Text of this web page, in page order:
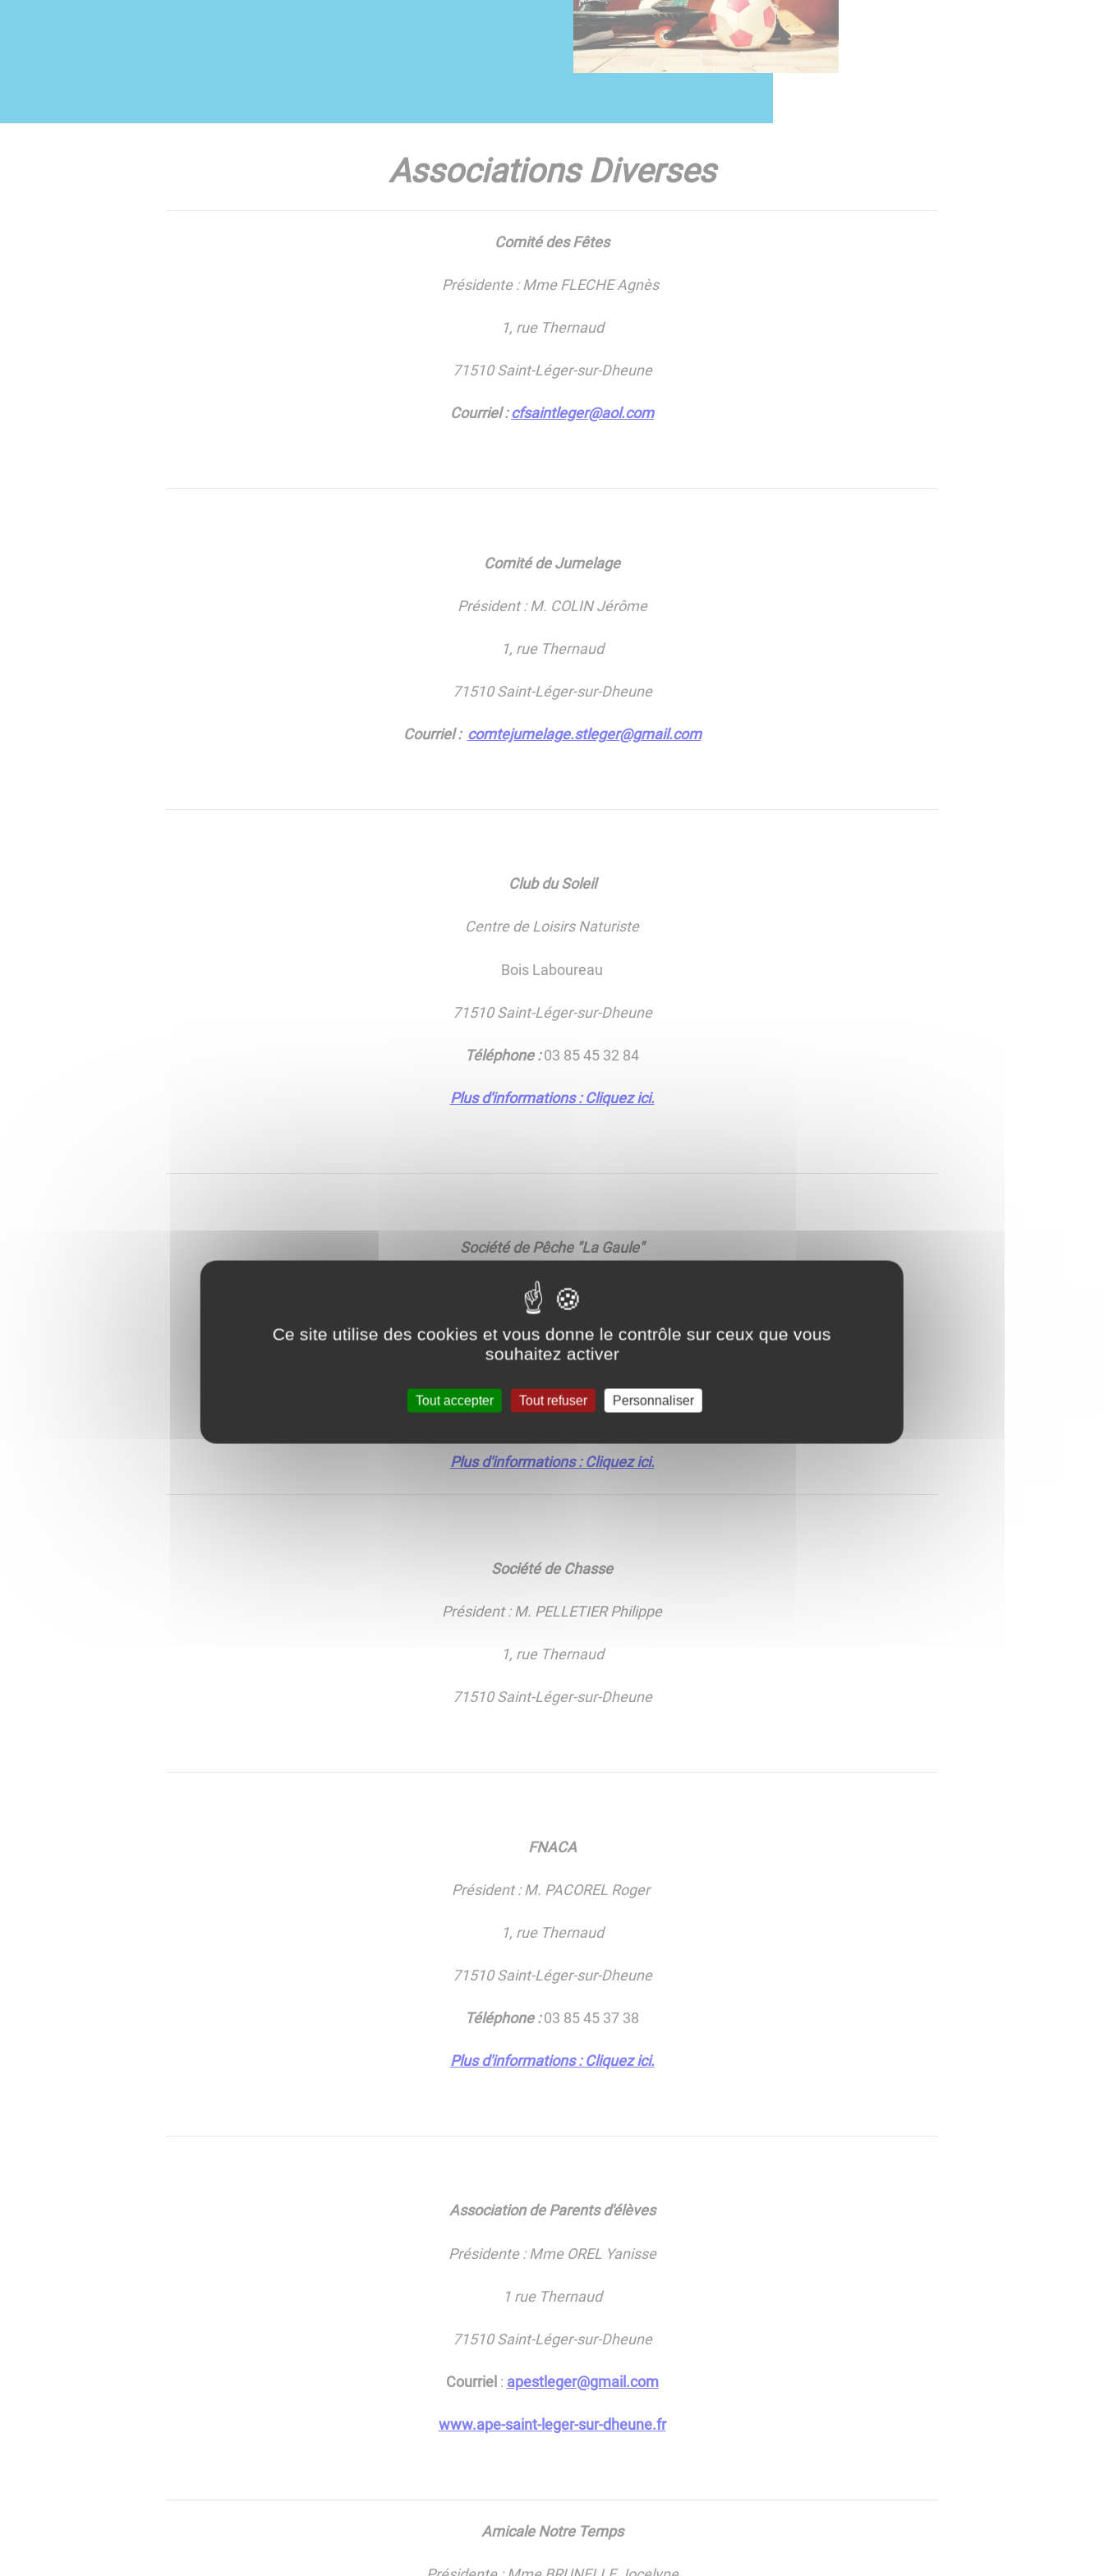
Associations Diverses
Comité des Fêtes
Présidente : Mme FLECHE Agnès
1, rue Thernaud
71510 Saint-Léger-sur-Dheune
Courriel :cfsaintleger@aol.com
Comité de Jumelage
Président : M. COLIN Jérôme
1, rue Thernaud
71510 Saint-Léger-sur-Dheune
Courriel : comtejumelage.stleger@gmail.com
Club du Soleil
Centre de Loisirs Naturiste
Bois Laboureau
71510 Saint-Léger-sur-Dheune
Téléphone :03 85 45 32 84
Plus d'informations : Cliquez ici.
Société de Pêche "La Gaule"
Président : M. HOUDEMENT Jean-Claude
1, rue Thernaud
Téléphone :06 11 14 69 04
Plus d'informations : Cliquez ici.
Société de Chasse
Président : M. PELLETIER Philippe
1, rue Thernaud
71510 Saint-Léger-sur-Dheune
FNACA
Président : M. PACOREL Roger
1, rue Thernaud
71510 Saint-Léger-sur-Dheune
Téléphone :03 85 45 37 38
Plus d'informations : Cliquez ici.
Association de Parents d'élèves
Présidente : Mme OREL Yanisse
1 rue Thernaud
71510 Saint-Léger-sur-Dheune
Courriel : apestleger@gmail.com
www.ape-saint-leger-sur-dheune.fr
Amicale Notre Temps
Ce site utilise des cookies et vous donne le contrôle sur ceux que vous
souhaitez activer
Tout accepter Tout refuser Personnaliser